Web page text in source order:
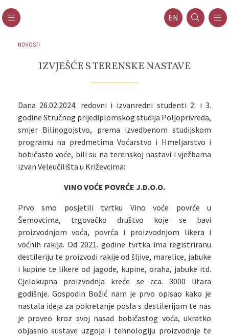
EN
NOVOSTI
IZVJEŠĆE S TERENSKE NASTAVE
Dana 26.02.2024. redovni i izvanredni studenti 2. i 3.
godine Stručnog prijediplomskog studija Poljoprivreda,
smjer Bilinogojstvo, prema izvedbenom studijskom
programu na predmetima Voćarstvo i Hmeljarstvo i
bobičasto voće, bili su na terenskoj nastavi i vježbama
izvan Veleučilišta u Križevcima:
VINO VOĆE POVRĆE J.D.O.O.
Prvo smo posjetili tvrtku Vino voće povrće u
Šemovcima, trgovačko društvo koje se bavi
proizvodnjom voća, povrća i proizvodnjom likera i
voćnih rakija. Od 2021. godine tvrtka ima registriranu
destileriju te proizvodi rakije od šljive, marelice, jabuke
i kupine te likere od jagode, kupine, oraha, jabuke itd.
Cjelokupna proizvodnja kreće se cca. 3000 litara
godišnje. Gospodin Božić nam je prvo opisao kako je
nastala ideja za pokretanje posla s destilerijom te nas
je proveo kroz svoj nasad bobičastog voća, ukratko
objasnio sustave uzgoja i tehnologiju proizvodnje te